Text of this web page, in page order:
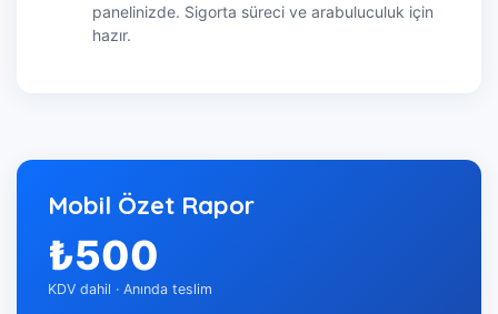
panelinizde. Sigorta süreci ve arabuluculuk için
hazır.
Mobil Özet Rapor
₺500
KDV dahil · Anında teslim